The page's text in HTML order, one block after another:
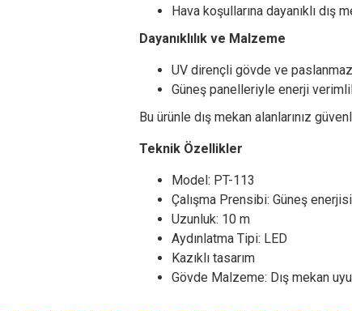
Hava koşullarına dayanıklı dış
Dayanıklılık ve Malzeme
UV dirençli gövde ve paslanmaz
Güneş panelleriyle enerji
Bu ürünle dış mekan alanlarınız
Teknik Özellikler
Model: PT-113
Çalışma Prensibi: Güneş
Uzunluk: 10 m
Aydınlatma Tipi: LED
Kazıklı tasarım
Gövde Malzeme: Dış mekan